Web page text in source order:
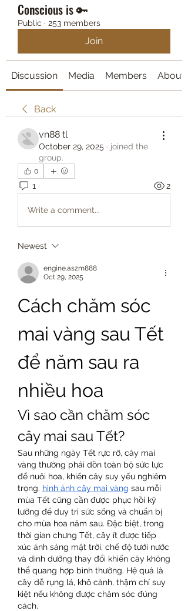
Conscious is 🔑
Public · 253 members
Join
Discussion Media Members About
Back
vn88 tl
October 29, 2025 · joined the
group.
0
1 2
Write a comment...
Newest
engine.aszm888
Oct 29, 2025
Cách chăm sóc
mai vàng sau Tết
để năm sau ra
nhiều hoa
Vì sao cần chăm sóc
cây mai sau Tết?
Sau những ngày Tết rực rỡ, cây mai
vàng thường phải dồn toàn bộ sức lực
để nuôi hoa, khiến cây suy yếu nghiêm
trọng. hình ảnh cây mai vàng sau mỗi
mùa Tết cũng cần được phục hồi kỹ
lưỡng để duy trì sức sống và chuẩn bị
cho mùa hoa năm sau. Đặc biệt, trong
thời gian chưng Tết, cây ít được tiếp
xúc ánh sáng mặt trời, chế độ tưới nước
và dinh dưỡng thay đổi khiến cây không
thể quang hợp bình thường. Hệ quả là
cây dễ rụng lá, khô cành, thậm chí suy
kiệt nếu không được chăm sóc đúng
cách.